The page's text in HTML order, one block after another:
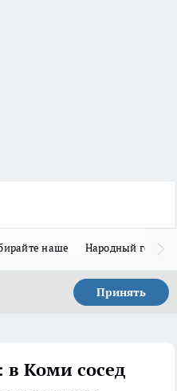
наше Народный герой
Принять
в Коми сосед